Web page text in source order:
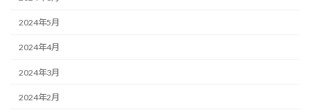
2024年5月
2024年4月
2024年3月
2024年2月